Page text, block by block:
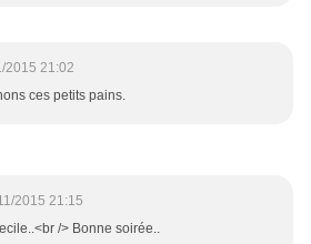
2015 21:02
ces petits pains.
2015 21:15
/> Bonne soirée..